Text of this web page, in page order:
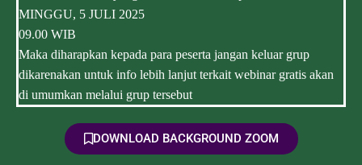
MINGGU, 5 JULI 2025
09.00 WIB
Maka diharapkan kepada para peserta jangan keluar grup
dikarenakan untuk info lebih lanjut terkait webinar gratis akan
di umumkan melalui grup tersebut
DOWNLOAD BACKGROUND ZOOM